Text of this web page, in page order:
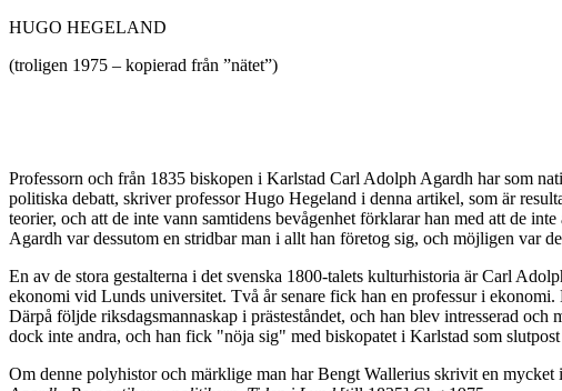
HUGO HEGELAND
(troligen 1975 – kopierad från ”nätet”)
Professorn och från 1835 biskopen i Karlstad Carl Adolph Agardh har som
politiska debatt, skriver professor Hugo Hegeland i denna artikel, som är
teorier, och att de inte vann samtidens bevågenhet förklarar han med att de
Agardh var dessutom en stridbar man i allt han företog sig, och möjligen var
En av de stora gestalterna i det svenska 1800-talets kulturhistoria är Carl
ekonomi vid Lunds universitet. Två år senare fick han en professur i
Därpå följde riksdagsmannaskap i prästeståndet, och han blev intresserad
dock inte andra, och han fick "nöja sig" med biskopatet i Karlstad som
Om denne polyhistor och märklige man har Bengt Wallerius skrivit en mycket